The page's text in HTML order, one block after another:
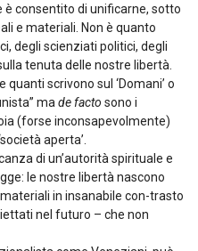
è consentito di unificarne, sotto
e materiali. Non è quanto
degli scienziati politici, degli
tenuta delle nostre libertà.
quanti scrivono sul ‘Domani’ o
ma de facto sono i
(forse inconsapevolmente)
aperta’.
di un’autorità spirituale e
le nostre libertà nascono
in insanabile con-trasto
nel futuro – che non